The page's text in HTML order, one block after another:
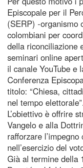
Episcopale per il
(SERP) -organismo
colombiani per
della riconciliazione
seminari online
il canale YouTube e
Conferenza
titolo: “Chiesa,
nel tempo
L’obiettivo è offrire
Vangelo e alla
rafforzare
nell’esercizio del
Già al termine della